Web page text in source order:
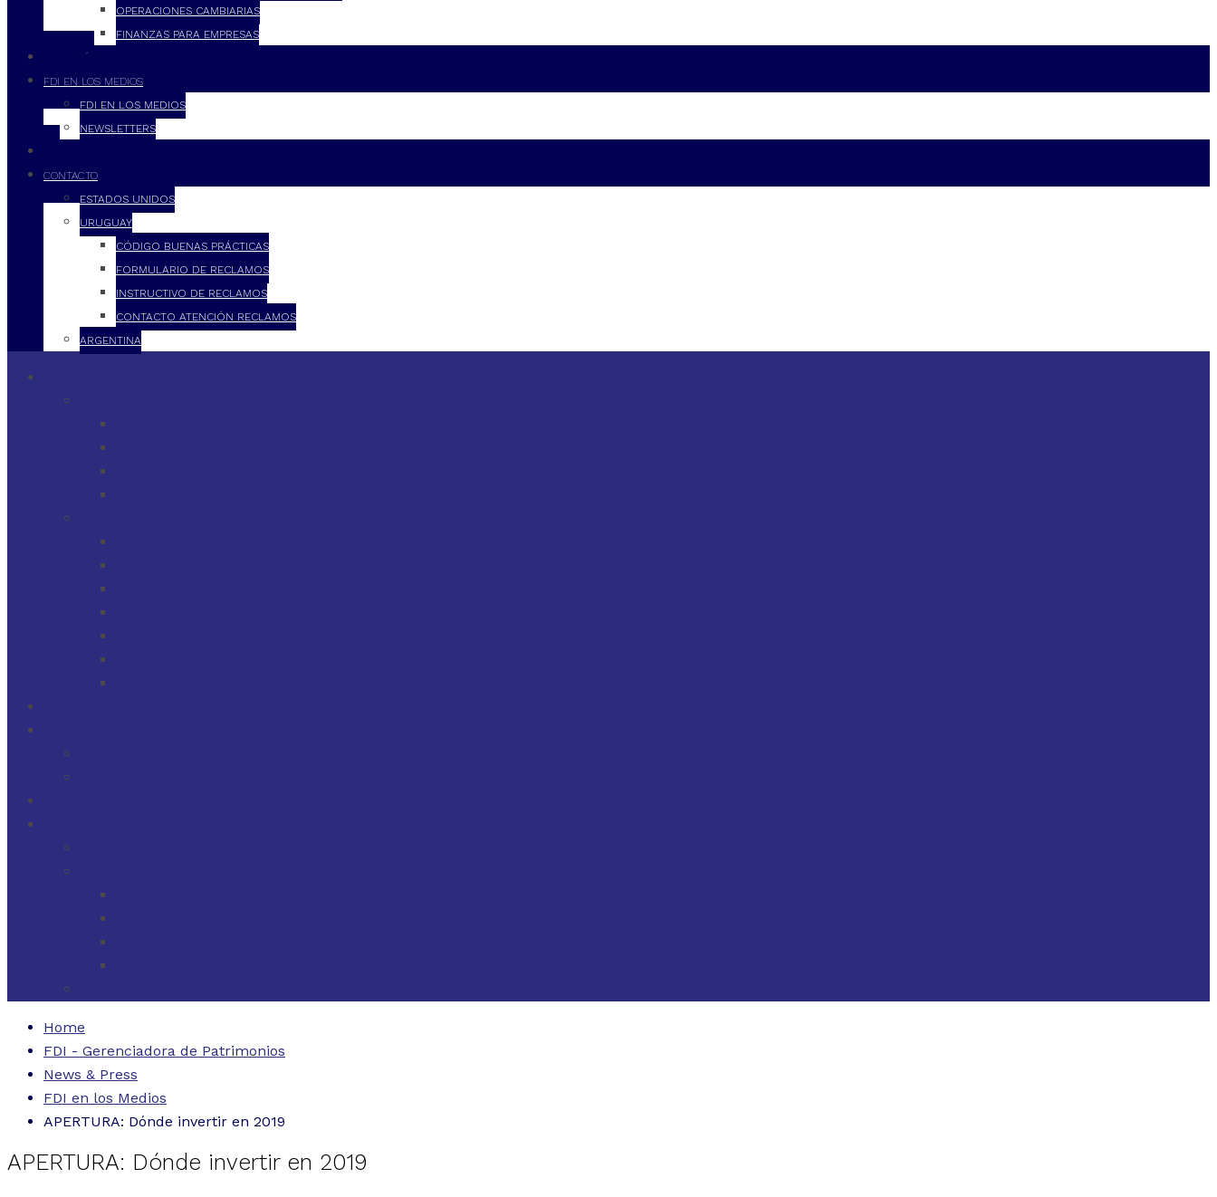
OPERACIONES CAMBIARIAS
FINANZAS PARA EMPRESAS
FILOSOFÍA
FDI EN LOS MEDIOS
FDI EN LOS MEDIOS
NEWSLETTERS
CONTACTO
ESTADOS UNIDOS
URUGUAY
CÓDIGO BUENAS PRÁCTICAS
FORMULARIO DE RECLAMOS
INSTRUCTIVO DE RECLAMOS
CONTACTO ATENCIÓN RECLAMOS
ARGENTINA
Home
FDI - Gerenciadora de Patrimonios
News & Press
FDI en los Medios
APERTURA: Dónde invertir en 2019
APERTURA: Dónde invertir en 2019